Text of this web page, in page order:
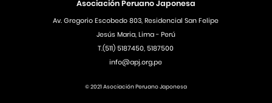
Asociación Peruano Japonesa
Av. Gregorio Escobedo 803, Residencial San Felipe
Jesús Maria, Lima - Perú
T.(511) 5187450, 5187500
info@apj.org.pe
© 2021 Asociación Peruano Japonesa